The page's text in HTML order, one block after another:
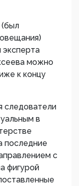
(был
можно
к концу
следователи
в
последние
с
фигурой